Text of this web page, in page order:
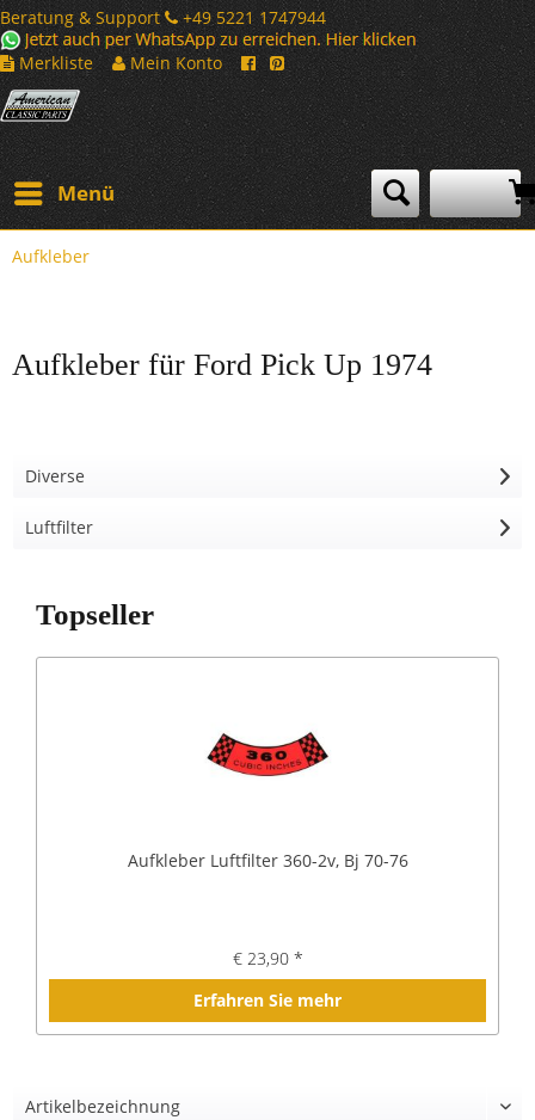
Beratung & Support
+49 5221 1747944
Merkliste
Mein Konto
Menü
Aufkleber
Aufkleber für Ford Pick Up 1974
Diverse
Luftfilter
Topseller
Aufkleber Luftfilter 360-2v, Bj 70-76
€ 23,90 *
Erfahren Sie mehr